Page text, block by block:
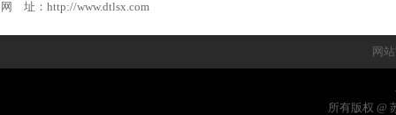
网 址： http://www.dtlsx.com
网
所有版权 @